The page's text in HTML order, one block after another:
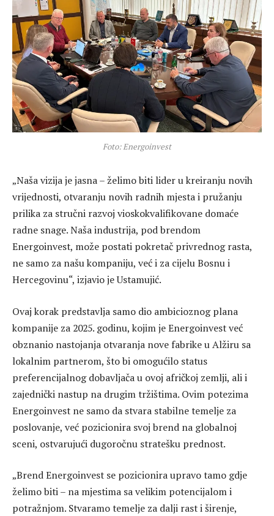
Foto: Energoinvest
„Naša vizija je jasna – želimo biti lider u kreiranju novih
vrijednosti, otvaranju novih radnih mjesta i pružanju
prilika za stručni razvoj vioskokvalifikovane domaće
radne snage. Naša industrija, pod brendom
Energoinvest, može postati pokretač privrednog rasta,
ne samo za našu kompaniju, već i za cijelu Bosnu i
Hercegovinu“, izjavio je Ustamujić.
Ovaj korak predstavlja samo dio ambicioznog plana
kompanije za 2025. godinu, kojim je Energoinvest već
obznanio nastojanja otvaranja nove fabrike u Alžiru sa
lokalnim partnerom, što bi omogućilo status
preferencijalnog dobavljača u ovoj afričkoj zemlji, ali i
zajednički nastup na drugim tržištima. Ovim potezima
Energoinvest ne samo da stvara stabilne temelje za
poslovanje, već pozicionira svoj brend na globalnoj
sceni, ostvarujući dugoročnu stratešku prednost.
„Brend Energoinvest se pozicionira upravo tamo gdje
želimo biti – na mjestima sa velikim potencijalom i
potražnjom. Stvaramo temelje za dalji rast i širenje,